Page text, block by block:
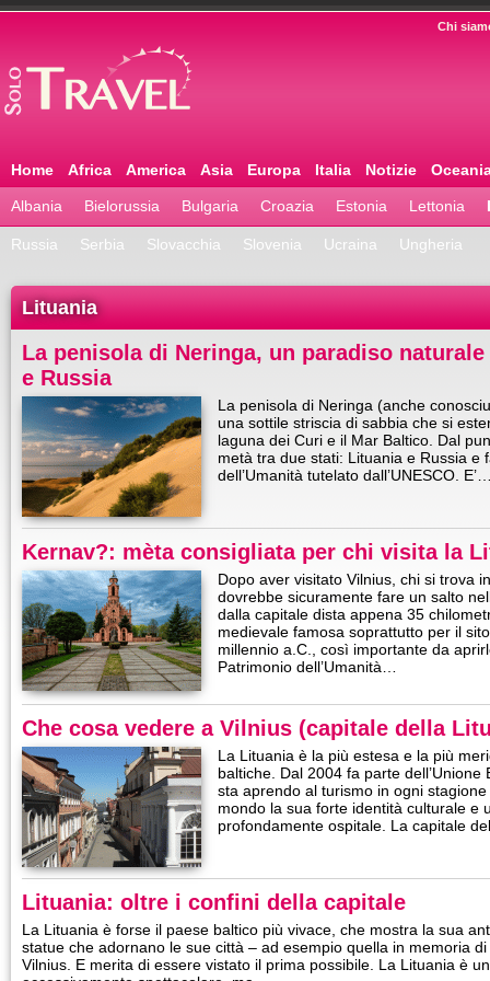
Chi
Home Africa America Asia Europa Italia Notizie
Albania Bielorussia Bulgaria Croazia Estonia Lettonia
Russia Serbia Slovacchia Slovenia Ucraina Ungheria
Lituania
La penisola di Neringa, un paradiso
e Russia
La penisola di Neringa (anche
una sottile striscia di sabbia che si
laguna dei Curi e il Mar Baltico. Dal
metà tra due stati: Lituania e Russia e
dell’Umanità tutelato dall’UNESCO.
Kernav?: mèta consigliata per chi visita la
Dopo aver visitato Vilnius, chi si trova
dovrebbe sicuramente fare un salto
dalla capitale dista appena 35
medievale famosa soprattutto per il
millennio a.C., così importante da
Patrimonio dell’Umanità…
Che cosa vedere a Vilnius (capitale della
La Lituania è la più estesa e la più
baltiche. Dal 2004 fa parte
sta aprendo al turismo in ogni
mondo la sua forte identità culturale e
profondamente ospitale. La capitale
Lituania: oltre i confini della capitale
La Lituania è forse il paese baltico più vivace, che mostra la sua
statue che adornano le sue città – ad esempio quella in memoria
Vilnius. E merita di essere vistato il prima possibile. La Lituania è